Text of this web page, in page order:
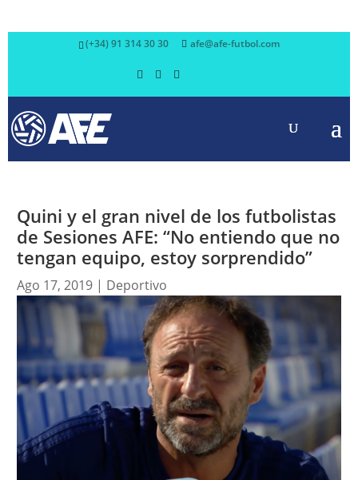
(+34) 91 314 30 30 afe@afe-futbol.com
Quini y el gran nivel de los futbolistas
de Sesiones AFE: “No entiendo que no
tengan equipo, estoy sorprendido”
Ago 17, 2019| Deportivo